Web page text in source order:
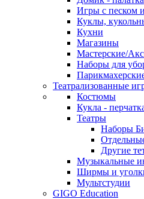
Игры с песком
Куклы,
Кухни
Магазины
Мастерские/
Наборы для
Театрализованные
Костюмы
Кукла -
Театры
Наборы
Другие
Музыкальные
Ширмы и
Мультстудии
GIGO Education